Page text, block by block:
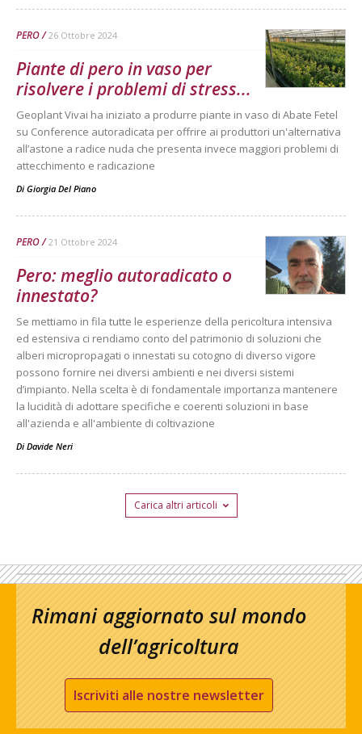
PERO 26 Ottobre 2024
Piante di pero in vaso per
risolvere i problemi di stress...
Geoplant Vivai ha iniziato a produrre piante in vaso di Abate Fetel
su Conference autoradicata per offrire ai produttori un'alternativa
all’astone a radice nuda che presenta invece maggiori problemi di
attecchimento e radicazione
Di Giorgia Del Piano
PERO 21 Ottobre 2024
Pero: meglio autoradicato o
innestato?
Se mettiamo in fila tutte le esperienze della pericoltura intensiva
ed estensiva ci rendiamo conto del patrimonio di soluzioni che
alberi micropropagati o innestati su cotogno di diverso vigore
possono fornire nei diversi ambienti e nei diversi sistemi
d’impianto. Nella scelta è di fondamentale importanza mantenere
la lucidità di adottare specifiche e coerenti soluzioni in base
all'azienda e all'ambiente di coltivazione
Di Davide Neri
Carica altri articoli
Rimani aggiornato sul mondo
dell’agricoltura
Iscriviti alle nostre newsletter